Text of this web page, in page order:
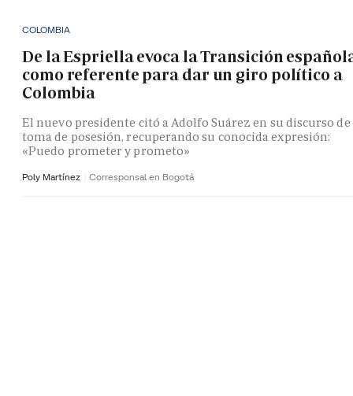
COLOMBIA
De la Espriella evoca la Transición
como referente para dar un giro político a
Colombia
El nuevo presidente citó a Adolfo Suárez en su discurso de
toma de posesión, recuperando su conocida expresión:
«Puedo prometer y prometo»
Poly Martínez Corresponsal en Bogotá